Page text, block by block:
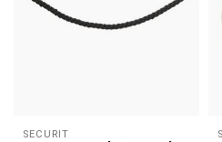
SECURIT